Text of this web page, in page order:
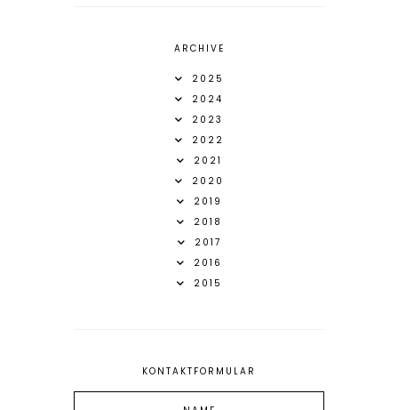
ARCHIVE
2025
2024
2023
2022
2021
2020
2019
2018
2017
2016
2015
KONTAKTFORMULAR